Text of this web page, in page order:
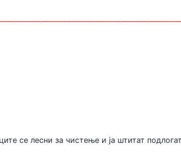
се лесни за чистење и ја штитат